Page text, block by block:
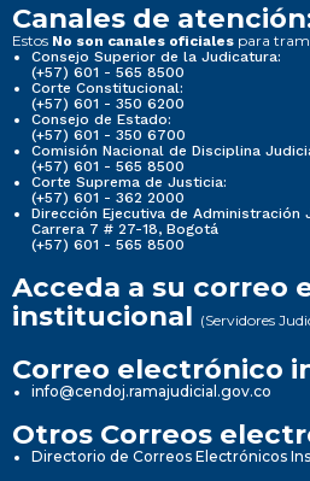
Canales de
Estos No son canales oficiales para
Consejo Superior de la Judicatura:
(+57) 601 - 565 8500
Corte Constitucional:
(+57) 601 - 350 6200
Consejo de Estado:
(+57) 601 - 350 6700
Comisión Nacional de Disciplina
(+57) 601 - 565 8500
Corte Suprema de Justicia:
(+57) 601 - 362 2000
Dirección Ejecutiva de Administración
Carrera 7 # 27-18, Bogotá
(+57) 601 - 565 8500
Acceda a su correo
institucional (Servidores
Correo electrónico
info@cendoj.ramajudicial.gov.co
Otros Correos
Directorio de Correos Electrónicos